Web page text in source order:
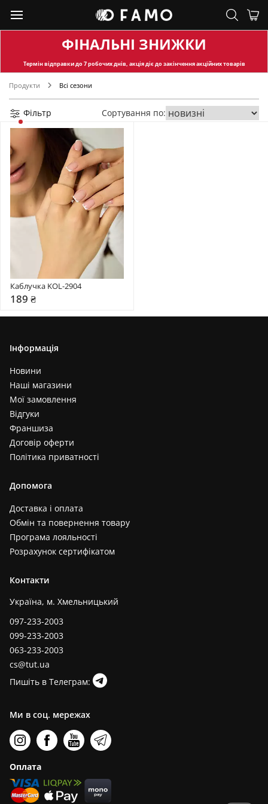
ФІНАЛЬНІ ЗНИЖКИ
Термін відправкидо 7 робочих днів, акція діє до закінчення акційних товарів
Продукти Всі сезони
Фільтр Сортування по:
Каблучка KOL-2904
189 ₴
Інформація
Новини
Наші магазини
Мої замовлення
Відгуки
Франшиза
Договір оферти
Політика приватності
Допомога
Доставка і оплата
Обмін та повернення товару
Програма лояльності
Розрахунок сертифікатом
Контакти
Україна, м. Хмельницький
097-233-2003
099-233-2003
063-233-2003
cs@tut.ua
Пишіть в Телеграм:
Ми в соц. мережах
Оплата